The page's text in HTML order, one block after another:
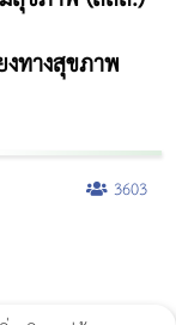
ทางสุขภาพ
3603